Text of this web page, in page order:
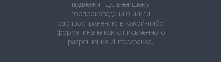
подлежит дальнейшему
воспроизведению и/или
распространению в какой-либо
форме, иначе как с письменного
разрешения Интерфакса.